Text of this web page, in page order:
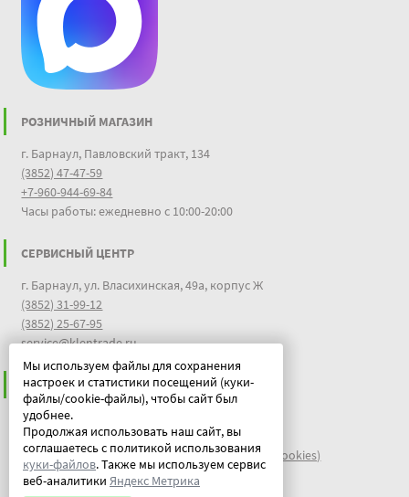
Мы используем файлы для сохранения
настроек и статистики посещений (куки-
файлы/cookie-файлы), чтобы сайт был
удобнее.
Продолжая использовать наш сайт, вы
соглашаетесь с политикой использования
куки-файлов. Также мы используем сервис
веб-аналитики Яндекс Метрика
РОЗНИЧНЫЙ МАГАЗИН
г. Барнаул, Павловский тракт, 134
(3852) 47-47-59
+7-960-944-69-84
Часы работы: ежедневно с 10:00-20:00
СЕРВИСНЫЙ ЦЕНТР
г. Барнаул, ул. Власихинская, 49а, корпус Ж
(3852) 31-99-12
(3852) 25-67-95
service@klentrade.ru
ИНФОРМАЦИЯ
Пользовательское соглашение
Политика конфиденциальности
файлы идентификации пользователей куки (cookies)
Документы